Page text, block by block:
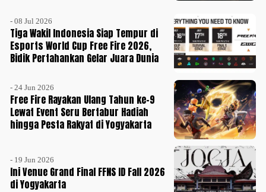
- 08 Jul 2026
Tiga Wakil Indonesia Siap Tempur di
Esports World Cup Free Fire 2026,
Bidik Pertahankan Gelar Juara Dunia
- 24 Jun 2026
Free Fire Rayakan Ulang Tahun ke-9
Lewat Event Seru Bertabur Hadiah
hingga Pesta Rakyat di Yogyakarta
- 19 Jun 2026
Ini Venue Grand Final FFNS ID Fall 2026
di Yogyakarta